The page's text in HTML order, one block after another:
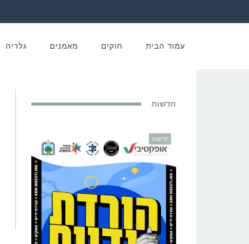
עמוד הבית חוקים מאמנים גלריה
חדשות
חדשות